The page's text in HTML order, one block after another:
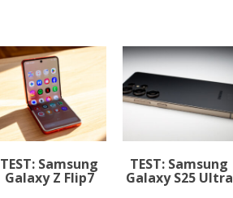
TEST: Samsung
Galaxy Z Flip7
TEST: Samsung
Galaxy S25 Ultra